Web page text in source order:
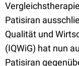
Patisiran
Qualität und
(IQWiG) hat nun
Patisiran